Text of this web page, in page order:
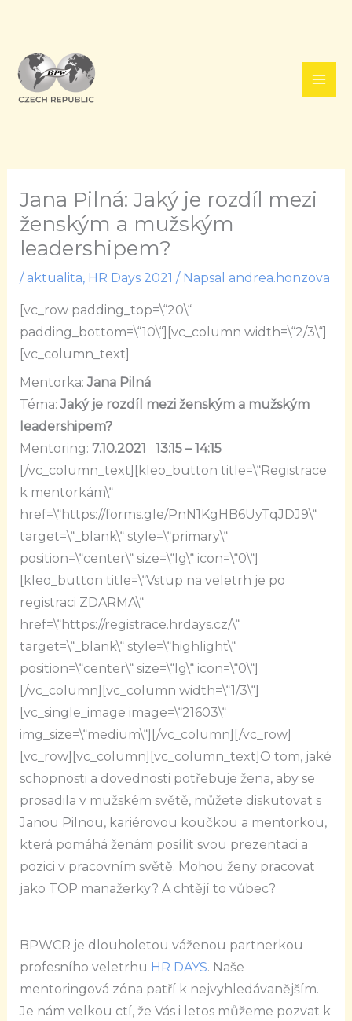
obsah
Jana Pilná: Jaký je rozdíl mezi
ženským a mužským
leadershipem?
/ aktualita, HR Days 2021 / Napsal andrea.honzova
[vc_row padding_top=\“20\“
padding_bottom=\“10\“][vc_column width=\“2/3\“]
[vc_column_text]
Mentorka: Jana Pilná
Téma: Jaký je rozdíl mezi ženským a mužským
leadershipem?
Mentoring: 7.10.2021 13:15 – 14:15
[/vc_column_text][kleo_button title=\“Registrace
k mentorkám\“
href=\“https://forms.gle/PnN1KgHB6UyTqJDJ9\“
target=\“_blank\“ style=\“primary\“
position=\“center\“ size=\“lg\“ icon=\“0\“]
[kleo_button title=\“Vstup na veletrh je po
registraci ZDARMA\“
href=\“https://registrace.hrdays.cz/\“
target=\“_blank\“ style=\“highlight\“
position=\“center\“ size=\“lg\“ icon=\“0\“]
[/vc_column][vc_column width=\“1/3\“]
[vc_single_image image=\“21603\“
img_size=\“medium\“][/vc_column][/vc_row]
[vc_row][vc_column][vc_column_text]O tom, jaké
schopnosti a dovednosti potřebuje žena, aby se
prosadila v mužském světě, můžete diskutovat s
Janou Pilnou, kariérovou koučkou a mentorkou,
která pomáhá ženám posílit svou prezentaci a
pozici v pracovním světě. Mohou ženy pracovat
jako TOP manažerky? A chtějí to vůbec?
BPWCR je dlouholetou váženou partnerkou
profesního veletrhu HR DAYS. Naše
mentoringová zóna patří k nejvyhledávanějším.
Je nám velkou ctí, že Vás i letos můžeme pozvat k